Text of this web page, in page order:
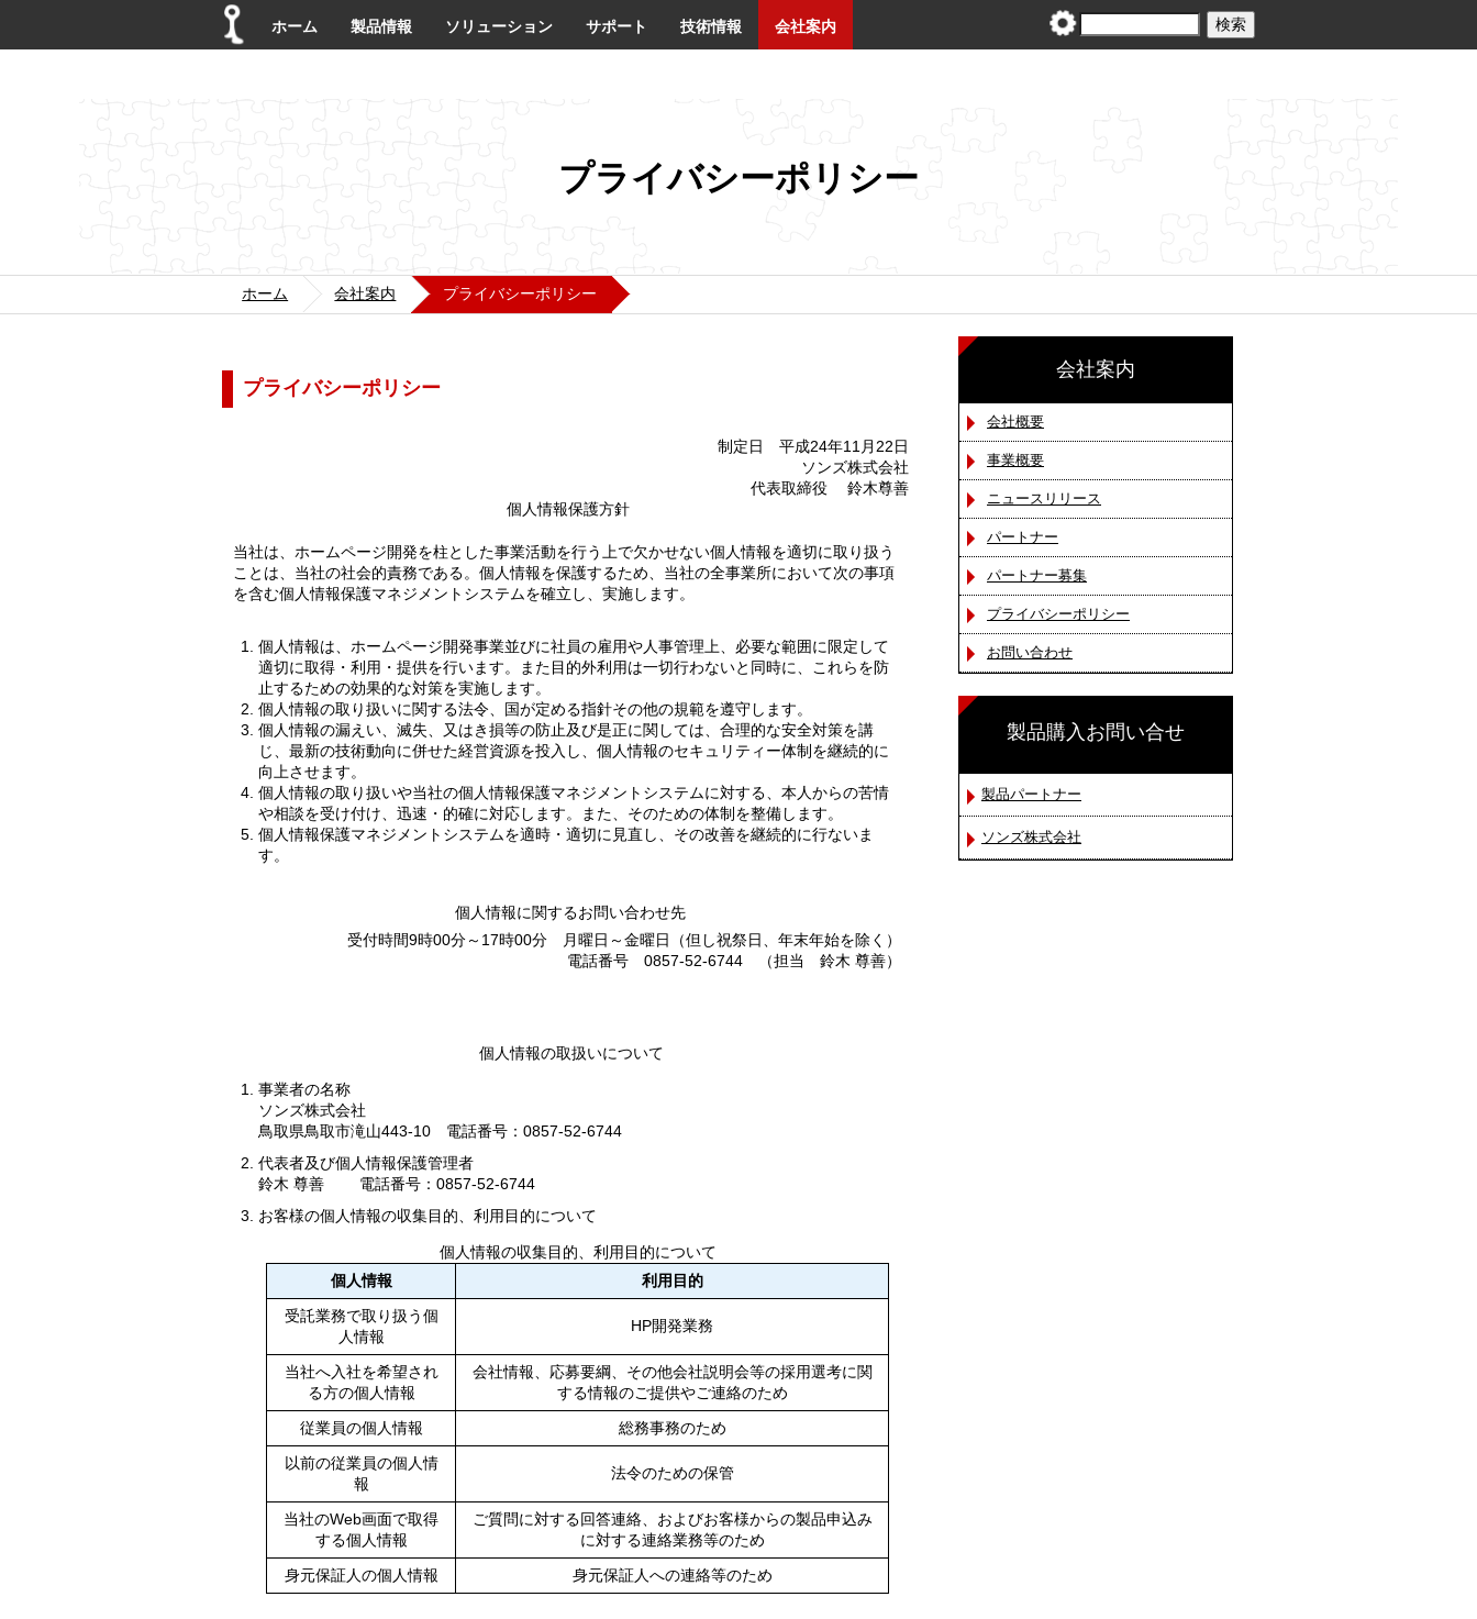
ホーム 製品情報 ソリューション サポート 技術情報 会社案内
プライバシーポリシー
ホーム 会社案内 プライバシーポリシー
プライバシーポリシー
制定日 平成24年11月22日
ソンズ株式会社
代表取締役 鈴木尊善
個人情報保護方針
当社は、ホームページ開発を柱とした事業活動を行う上で欠かせない個人情報を適切に取り扱う
ことは、当社の社会的責務である。個人情報を保護するため、当社の全事業所において次の事項
を含む個人情報保護マネジメントシステムを確立し、実施します。
個人情報は、ホームページ開発事業並びに社員の雇用や人事管理上、必要な範囲に限定して
適切に取得・利用・提供を行います。また目的外利用は一切行わないと同時に、これらを防
止するための効果的な対策を実施します。
個人情報の取り扱いに関する法令、国が定める指針その他の規範を遵守します。
個人情報の漏えい、滅失、又はき損等の防止及び是正に関しては、合理的な安全対策を講
じ、最新の技術動向に併せた経営資源を投入し、個人情報のセキュリティー体制を継続的に
向上させます。
個人情報の取り扱いや当社の個人情報保護マネジメントシステムに対する、本人からの苦情
や相談を受け付け、迅速・的確に対応します。また、そのための体制を整備します。
個人情報保護マネジメントシステムを適時・適切に見直し、その改善を継続的に行ないま
す。
個人情報に関するお問い合わせ先
受付時間9時00分～17時00分 月曜日～金曜日（但し祝祭日、年末年始を除く）
電話番号 0857-52-6744 （担当 鈴木 尊善）
個人情報の取扱いについて
事業者の名称
ソンズ株式会社
鳥取県鳥取市滝山443-10 電話番号：0857-52-6744
代表者及び個人情報保護管理者
鈴木 尊善 電話番号：0857-52-6744
お客様の個人情報の収集目的、利用目的について
個人情報の収集目的、利用目的について
個人情報
利用目的
受託業務で取り扱う個
人情報
HP開発業務
当社へ入社を希望され
る方の個人情報
会社情報、応募要綱、その他会社説明会等の採用選考に関
する情報のご提供やご連絡のため
従業員の個人情報
総務事務のため
以前の従業員の個人情
報
法令のための保管
当社のWeb画面で取得
する個人情報
ご質問に対する回答連絡、およびお客様からの製品申込み
に対する連絡業務等のため
身元保証人の個人情報
身元保証人への連絡等のため
会社案内
会社概要
事業概要
ニュースリリース
パートナー
パートナー募集
プライバシーポリシー
お問い合わせ
製品購入お問い合せ
製品パートナー
ソンズ株式会社